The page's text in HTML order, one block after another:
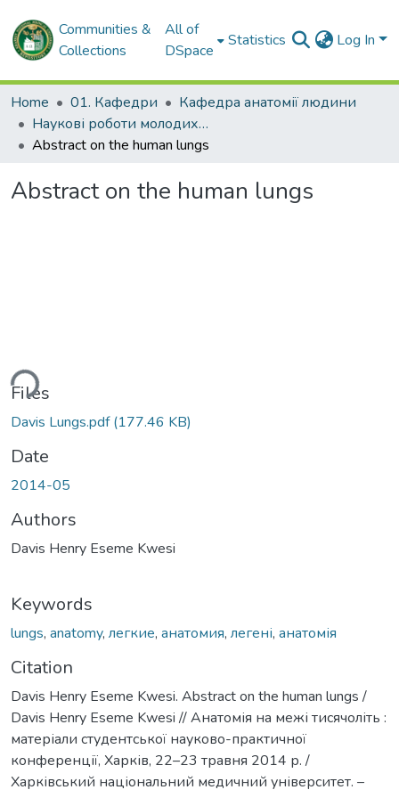
Communities &
Collections
All of
DSpace
Statistics Log In
Home 01. Кафедри
Кафедра анатомії людини
Наукові роботи молодих дослідників. Кафедра анатомії людини
Abstract on the human lungs
Abstract on the human lungs
Files
Davis Lungs.pdf(177.46 KB)
Date
2014-05
Authors
Davis Henry Eseme Kwesi
Keywords
lungs, anatomy, легкие, анатомия, легені, анатомія
Citation
Davis Henry Eseme Kwesi. Abstract on the human lungs /
Davis Henry Eseme Kwesi // Анатомія на межі тисячоліть :
матеріали студентської науково-практичної
конференції, Харків, 22–23 травня 2014 р. /
Харківський національний медичний університет. –